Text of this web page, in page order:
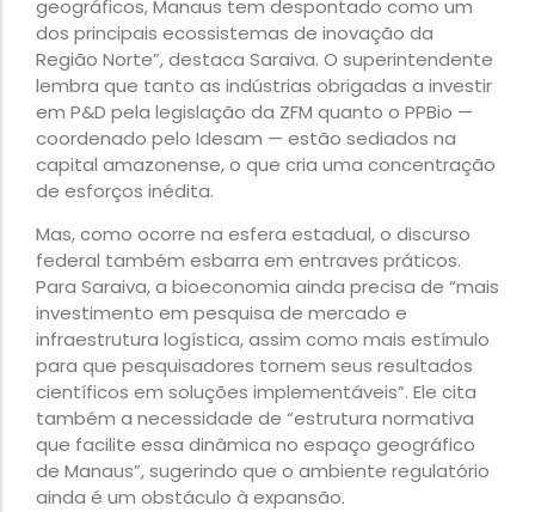
geográficos, Manaus tem despontado como um
dos principais ecossistemas de inovação da
Região Norte”, destaca Saraiva. O superintendente
lembra que tanto as indústrias obrigadas a investir
em P&D pela legislação da ZFM quanto o PPBio —
coordenado pelo Idesam — estão sediados na
capital amazonense, o que cria uma concentração
de esforços inédita.
Mas, como ocorre na esfera estadual, o discurso
federal também esbarra em entraves práticos.
Para Saraiva, a bioeconomia ainda precisa de “mais
investimento em pesquisa de mercado e
infraestrutura logística, assim como mais estímulo
para que pesquisadores tornem seus resultados
científicos em soluções implementáveis”. Ele cita
também a necessidade de “estrutura normativa
que facilite essa dinâmica no espaço geográfico
de Manaus”, sugerindo que o ambiente regulatório
ainda é um obstáculo à expansão.